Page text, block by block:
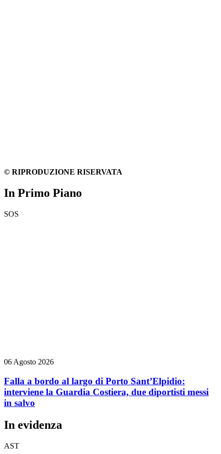
© RIPRODUZIONE RISERVATA
In Primo Piano
SOS
06 Agosto 2026
Falla a bordo al largo di Porto Sant’Elpidio:
interviene la Guardia Costiera, due diportisti messi
in salvo
In evidenza
AST